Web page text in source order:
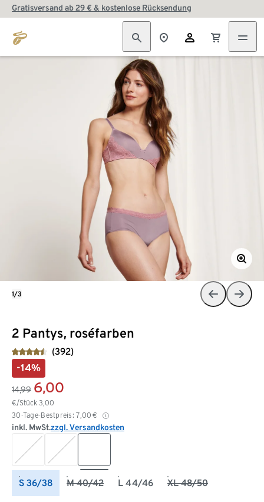
Gratisversand ab 29 € & kostenlose Rücksendung
2 Pantys, roséfarben
(392)
-14%
14,99 6,00
€/Stück 3,00
30-Tage-Bestpreis: 7,00 €
inkl. MwSt.zzgl. Versandkosten
S 36/38 M 40/42 L 44/46 XL 48/50
1/3